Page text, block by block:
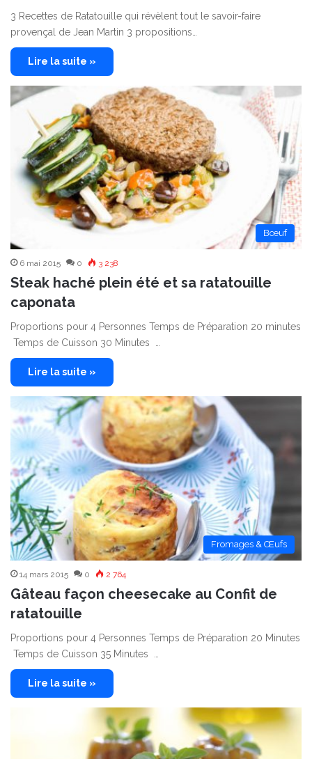
3 Recettes de Ratatouille qui révèlent tout le savoir-faire
provençal de Jean Martin 3 propositions…
Lire la suite »
Bœuf
6 mai 2015 0 3 238
Steak haché plein été et sa ratatouille
caponata
Proportions pour 4 Personnes Temps de Préparation 20 minutes
Temps de Cuisson 30 Minutes …
Lire la suite »
Fromages & Œufs
14 mars 2015 0 2 764
Gâteau façon cheesecake au Confit de
ratatouille
Proportions pour 4 Personnes Temps de Préparation 20 Minutes
Temps de Cuisson 35 Minutes …
Lire la suite »